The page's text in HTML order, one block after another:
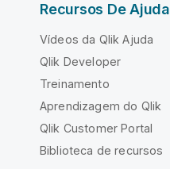
Recursos De Ajuda
Vídeos da Qlik Ajuda
Qlik Developer
Treinamento
Aprendizagem do Qlik
Qlik Customer Portal
Biblioteca de recursos